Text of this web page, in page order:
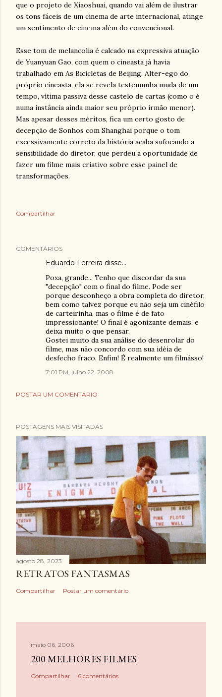
que o projeto de Xiaoshuai, quando vai além de ilustrar
os tons fáceis de um cinema de arte internacional, atinge
um sentimento de cinema além do convencional.
Esse tom de melancolia é calcado na expressiva atuação
de Yuanyuan Gao, com quem o cineasta já havia
trabalhado em As Bicicletas de Beijing. Alter-ego do
próprio cineasta, ela se revela testemunha muda de um
tempo, vítima passiva desse castelo de cartas (como o é
numa instância ainda maior seu próprio irmão menor).
Mas apesar desses méritos, fica um certo gosto de
decepção de Sonhos com Shanghai porque o tom
excessivamente correto da história acaba sufocando a
sensibilidade do diretor, que perdeu a oportunidade de
fazer um filme mais criativo sobre esse painel de
transformações.
Compartilhar
COMENTÁRIOS
Eduardo Ferreira disse…
Poxa, grande... Tenho que discordar da sua
"decepção" com o final do filme. Pode ser
porque desconheço a obra completa do diretor,
bem como talvez porque eu não seja um cinéfilo
de carteirinha, mas o filme é de fato
impressionante! O final é agonizante demais, e
deixa muito o que pensar.
Gostei muito da sua análise do desenrolar do
filme, mas não concordo com sua idéia de
desfecho fraco. Enfim! É realmente um filmásso!
7:01 PM, julho 22, 2008
POSTAR UM COMENTÁRIO
POSTAGENS MAIS VISITADAS
agosto 28, 2023
RETRATOS FANTASMAS
Compartilhar Postar um comentário
maio 06, 2006
200 MELHORES FILMES
Compartilhar 6 comentários